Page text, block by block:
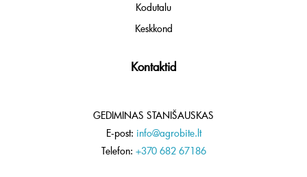
Kodutalu
Keskkond
Kontaktid
GEDIMINAS STANIŠAUSKAS
E-post: info@agrobite.lt
Telefon: +370 682 67186